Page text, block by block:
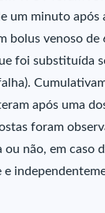
um minuto após
bolus venoso de
foi substituída
após uma
foram
ou não, em caso
e